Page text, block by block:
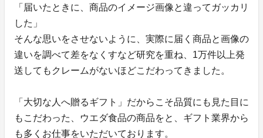
「届いたときに、商品のイメージ画像と違ってガッカリ
した」
そんな思いをさせないように、実際に届く商品と画像の
違いを調べて差をなくすなど研究を重ね、1万件以上発
送してもクレームがないほどこだわってきました。
「大切な人へ贈るギフト」だからこそ品質にも見た目に
もこだわった、ウエダ食品の商品をと、ギフト業界から
も多くお仕事をいただいております。